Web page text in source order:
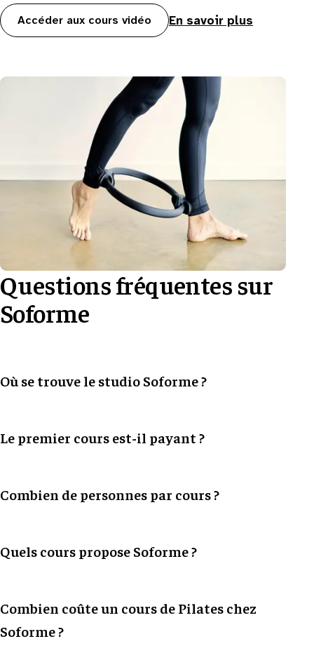
Accéder aux cours vidéo En savoir plus
Questions fréquentes sur
Soforme
Où se trouve le studio Soforme ?
Le premier cours est-il payant ?
Combien de personnes par cours ?
Quels cours propose Soforme ?
Combien coûte un cours de Pilates chez
Soforme ?